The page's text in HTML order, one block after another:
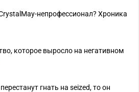
непрофессионал? Хроника
которое выросло на негативном
гнать на seized, то он